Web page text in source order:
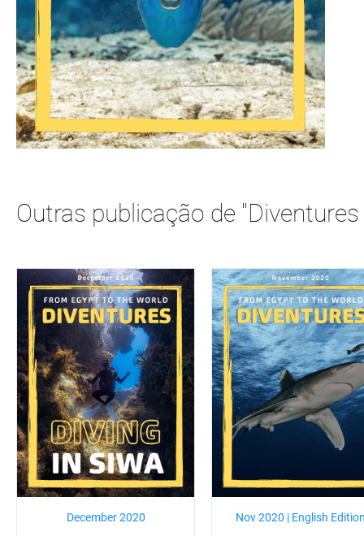
Outras publicação de
December 2020 Nov 2020 | English